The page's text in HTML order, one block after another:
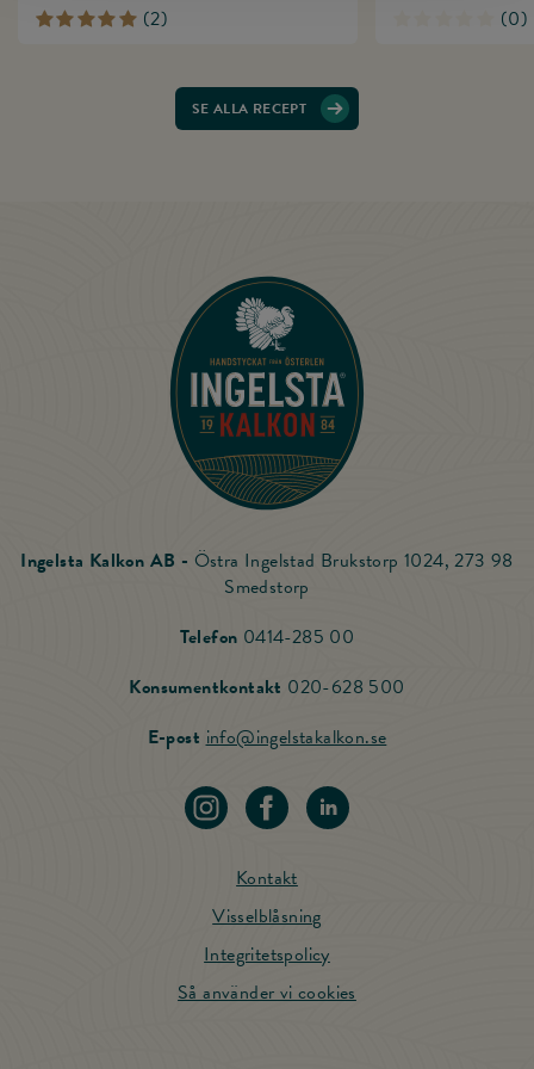
(2) (0)
SE ALLA RECEPT
Till startsidan
Ingelsta Kalkon AB - Östra Ingelstad Brukstorp 1024, 273 98
Smedstorp
Telefon 0414-285 00
Konsumentkontakt 020-628 500
E-postinfo@ingelstakalkon.seSkicka mail till
Kontakt
Visselblåsning
Integritetspolicy
Så använder vi cookies